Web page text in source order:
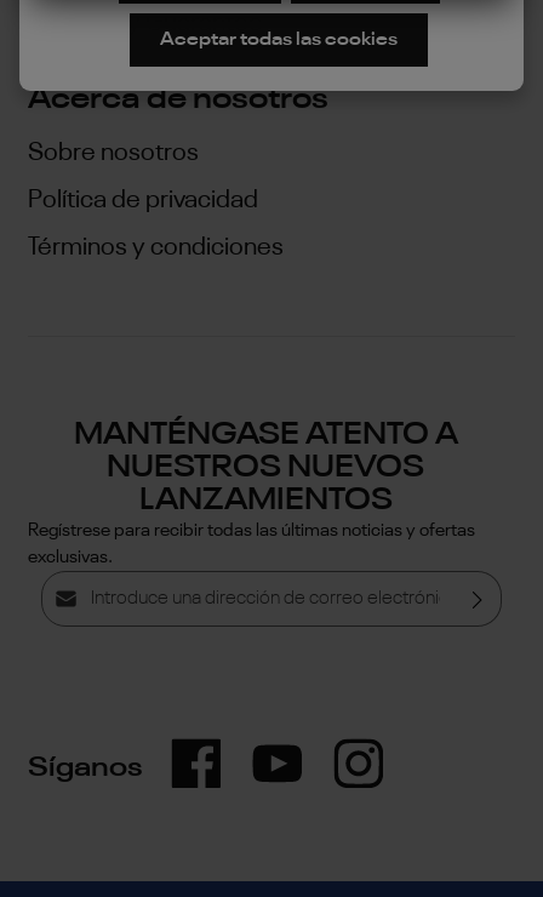
Síganos
Acerca de nosotros
Sobre nosotros
Política de privacidad
Términos y condiciones
MANTÉNGASE ATENTO A
NUESTROS NUEVOS
LANZAMIENTOS
Regístrese para recibir todas las últimas noticias y ofertas
exclusivas.
Dirección de correo electrónico*
aceptado nuestrostérminos y condiciones generales
Aceptar todas las cookies